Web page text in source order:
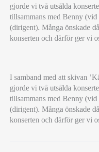
gjorde vi två utsålda
tillsammans med Benny
(dirigent). Många önskade
konserten och därför ger vi
TURNÉ
MED
BENNY
ANDERSSON
OCH
I samband med att skivan
gjorde vi två utsålda
tillsammans med Benny
(dirigent). Många önskade
konserten och därför ger vi